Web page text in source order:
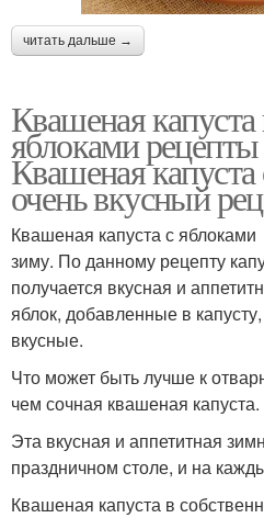
читать дальше →
Квашеная
яблоками
Квашеная
очень вкусный
Квашеная капуста с
зиму. По данному рецепту
получается вкусная и
яблок, добавленные в
вкусные.
Что может быть лучше к
чем сочная квашеная капуста.
Эта вкусная и аппетитная
праздничном столе, и на
Квашеная капуста в